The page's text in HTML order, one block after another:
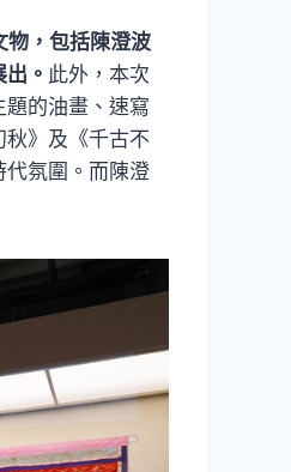
，包括陳澄波
。 此外，本次
的油畫、速寫
》及《千古不
代氛圍。而陳澄